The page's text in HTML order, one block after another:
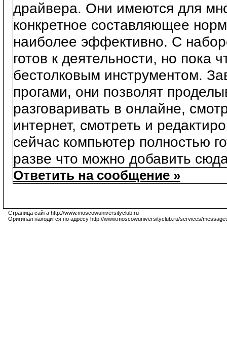
драйвера. Они имеются для
конкретное составляющее
наиболее эффективно. С
готов к деятельности, но пока
бестолковым инструментом.
прогами, они позволят
разговаривать в онлайне,
интернет, смотреть и
сейчас компьютер полностью
разве что можно добавить
Ответить на сообщение »
Страница сайта http://www.moscowuniversityclub.ru
Оригинал находится по адресу http://www.moscowuniversityclub.ru/services/